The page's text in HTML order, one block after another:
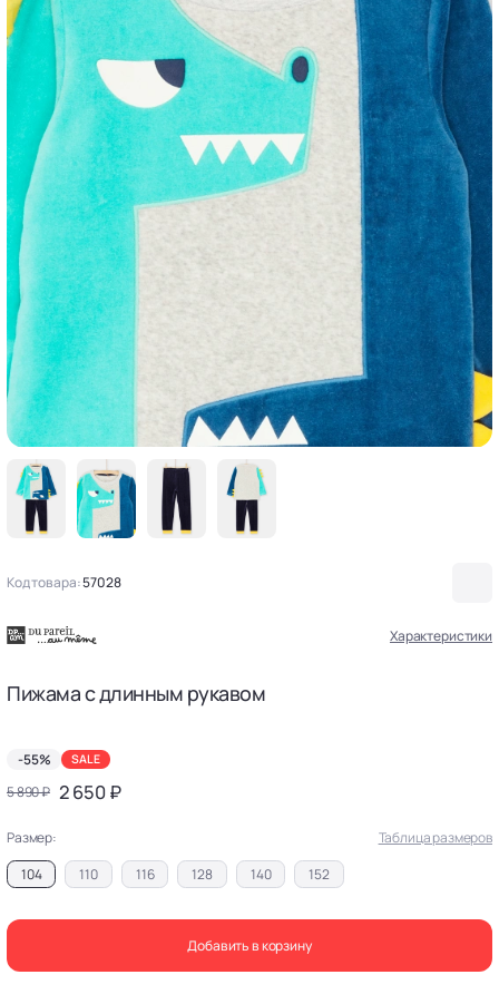
Код товара:57028
Характеристики
Пижама с длинным рукавом
-55% SALE
5 890 ₽ 2 650 ₽
Размер:
Таблица размеров
104
110 116 128 140 152
Добавить в корзину